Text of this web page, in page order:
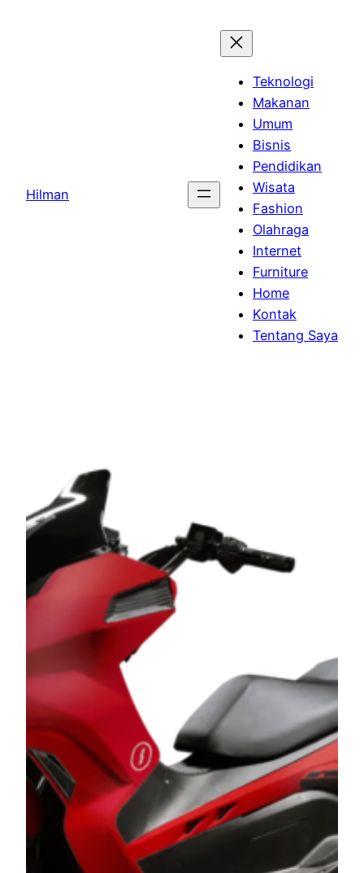
Hilman
Teknologi
Makanan
Umum
Bisnis
Pendidikan
Wisata
Fashion
Olahraga
Internet
Furniture
Home
Kontak
Tentang Saya